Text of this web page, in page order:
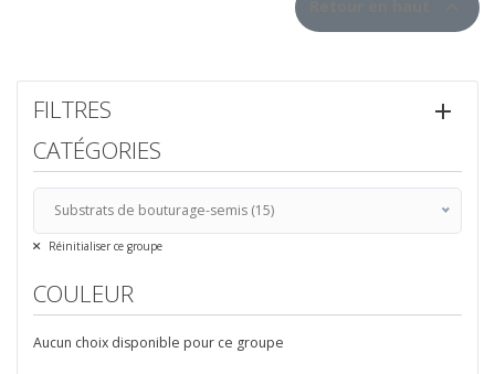
KIT CONTRÔLE DES ODEURS
ECLAIRAGE CMH
FILTRES
CATÉGORIES
Substrats de bouturage-semis (15)
Tous
Laine de roche (4)
Substrats de bouturage-semis (15)
Réinitialiser ce groupe
COULEUR
Aucun choix disponible pour ce groupe